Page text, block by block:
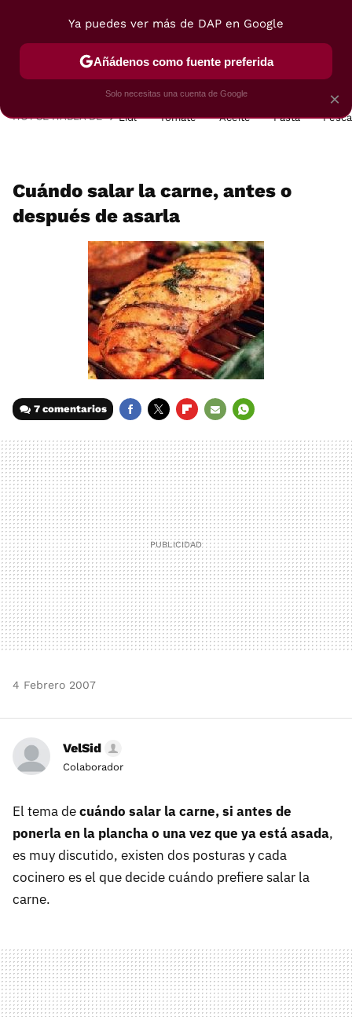
POSTRES VIAJES SELECCIÓN VEGUI
HOY SE HABLA DE Lidl Tomate Aceite Pasta
Cuándo salar la carne, antes o
después de asarla
7 comentarios
MAIL
4 Febrero 2007
VelSid
Colaborador
El tema decuándo salar la carne, si antes de
ponerla en la plancha o una vez que ya está asada,
es muy discutido, existen dos posturas y cada
cocinero es el que decide cuándo prefiere salar la
carne.
×
Ya puedes ver más de DAP en Google
Añádenos como fuente preferida
Solo necesitas una cuenta de Google